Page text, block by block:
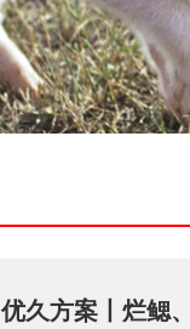
优久方案丨烂鳃